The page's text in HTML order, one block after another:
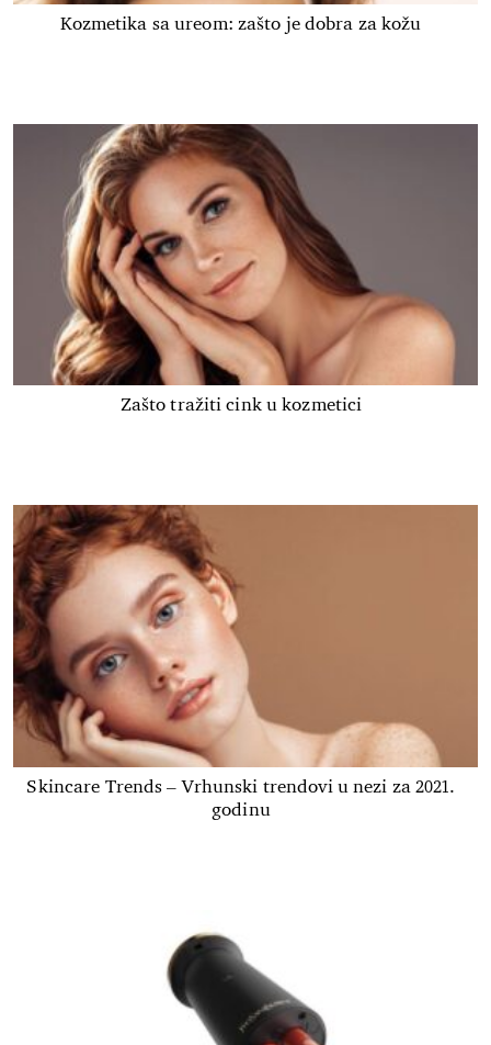
Kozmetika sa ureom: zašto je dobra za kožu
Zašto tražiti cink u kozmetici
Skincare Trends – Vrhunski trendovi u nezi za 2021.
godinu